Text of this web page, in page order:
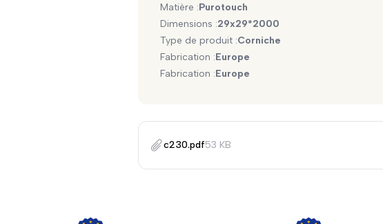
Matière :Purotouch
Dimensions :29x29*2000
Type de produit :Corniche
Fabrication :Europe
Fabrication :Europe
c230.pdf53 KB